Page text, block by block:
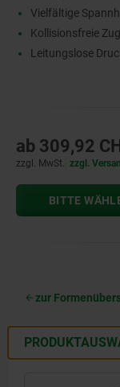
Vielfältige
Kollisionsfreie
Leitungslose
ab 309,92
zzgl. MwSt. zzgl.
BITTE
zur